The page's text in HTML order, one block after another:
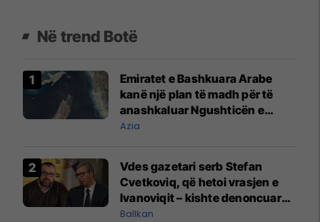
Në trend Botë
Emiratet e Bashkuara Arabe
kanë një plan të madh për të
anashkaluar Ngushticën e
Hormuzit
Azia
Vdes gazetari serb Stefan
Cvetkoviq, që hetoi vrasjen e
Ivanoviqit – kishte denoncuar
kërcënime ndaj vëllezërve
Ballkan